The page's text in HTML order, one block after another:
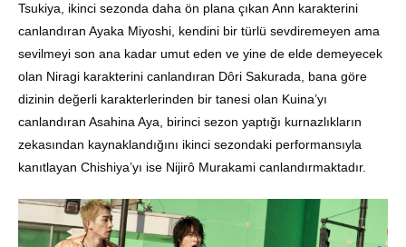
Tsukiya, ikinci sezonda daha ön plana çıkan Ann karakterini
canlandıran Ayaka Miyoshi, kendini bir türlü sevdiremeyen ama
sevilmeyi son ana kadar umut eden ve yine de elde demeyecek
olan Niragi karakterini canlandıran Dôri Sakurada, bana göre
dizinin değerli karakterlerinden bir tanesi olan Kuina’yı
canlandıran Asahina Aya, birinci sezon yaptığı kurnazlıkların
zekasından kaynaklandığını ikinci sezondaki performansıyla
kanıtlayan Chishiya’yı ise Nijirô Murakami canlandırmaktadır.